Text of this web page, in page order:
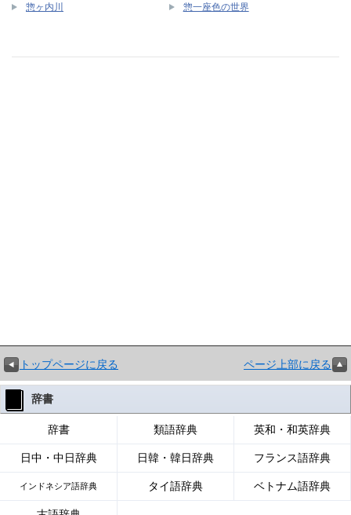
惣ヶ内川 惣一座色の世界
トップページに戻る ページ上部に戻る
辞書
辞書 類語辞典 英和・和英辞典
日中・中日辞典 日韓・韓日辞典 フランス語辞典
インドネシア語辞典 タイ語辞典 ベトナム語辞典